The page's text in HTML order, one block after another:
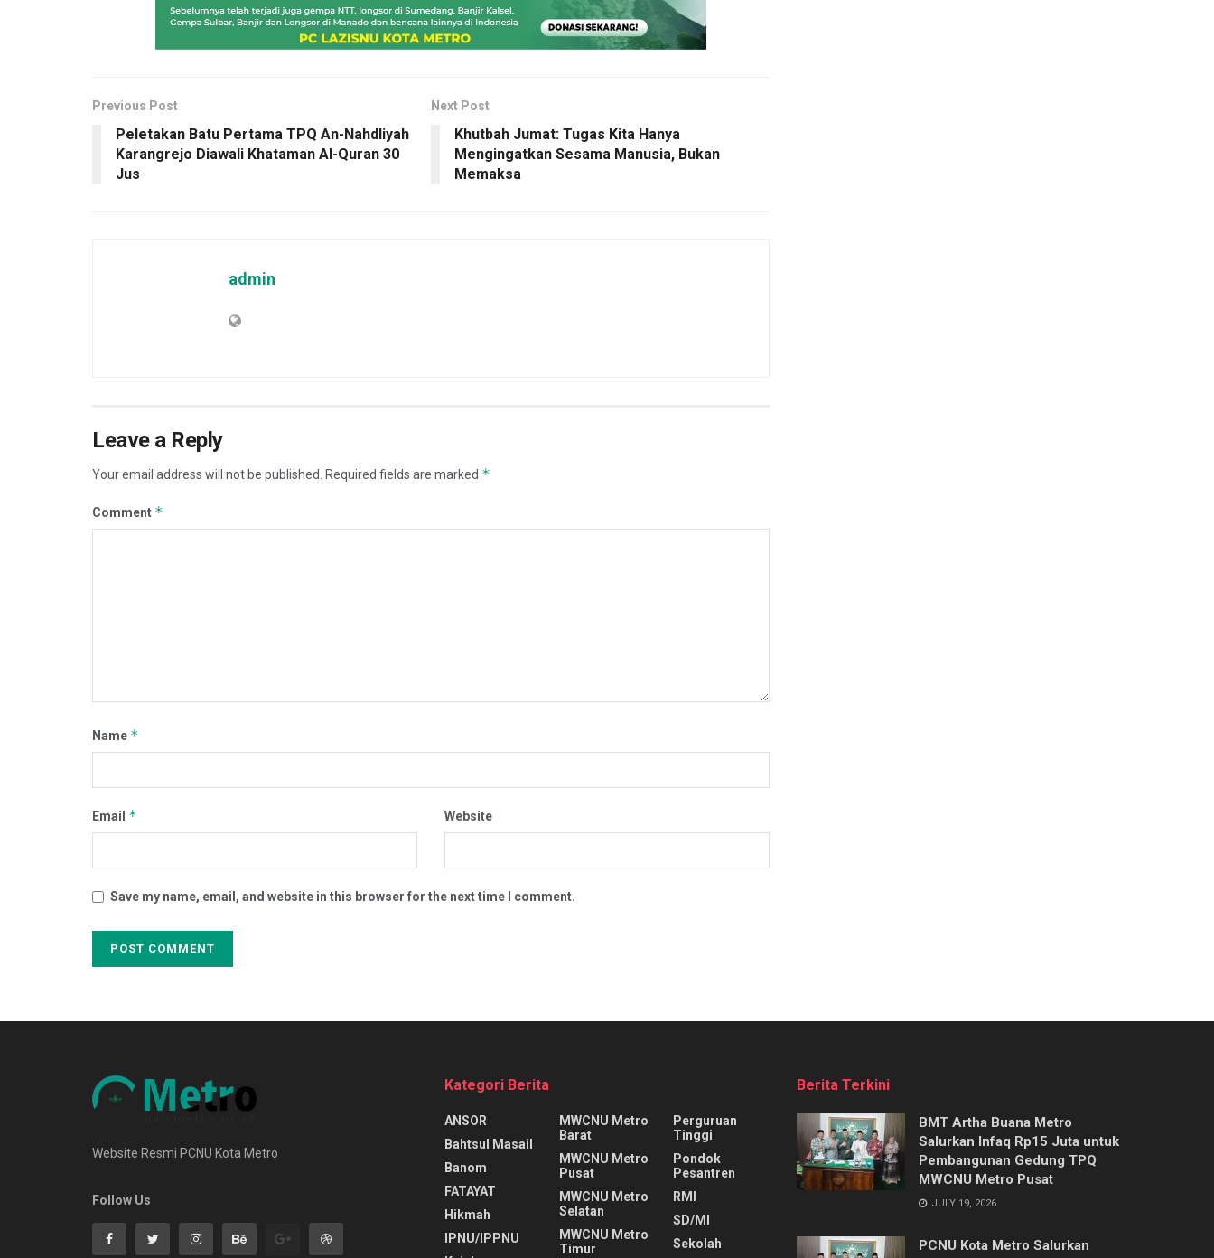
Previous Post
Peletakan Batu Pertama TPQ An-Nahdliyah
Karangrejo Diawali Khataman Al-Quran 30
Jus
Next Post
Khutbah Jumat: Tugas Kita Hanya
Mengingatkan Sesama Manusia, Bukan
Memaksa
admin
Leave a Reply
Your email address will not be published. Required fields are marked *
Comment *
Name *
Email * Website
Save my name, email, and website in this browser for the next time I comment.
Website Resmi PCNU Kota Metro
Follow Us
Kategori Berita
ANSOR
Bahtsul Masail
Banom
FATAYAT
Hikmah
IPNU/IPPNU
MWCNU Metro
Barat
MWCNU Metro
Pusat
MWCNU Metro
Selatan
MWCNU Metro
Timur
Perguruan
Tinggi
Pondok
Pesantren
RMI
SD/MI
Sekolah
Berita Terkini
BMT Artha Buana Metro
Salurkan Infaq Rp15 Juta untuk
Pembangunan Gedung TPQ
MWCNU Metro Pusat
JULY 19, 2026
PCNU Kota Metro Salurkan